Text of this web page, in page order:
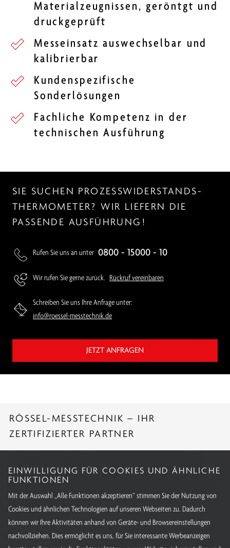
EINWILLIGUNG FÜR COOKIES UND ÄHNLICHE
FUNKTIONEN
Mit der Auswahl „Alle Funktionen akzeptieren“ stimmen Sie der Nutzung von
Cookies und ähnlichen Technologien auf unseren Webseiten zu. Dadurch
können wir Ihre Aktivitäten anhand von Geräte- und Browsereinstellungen
nachvollziehen. Dies ermöglicht es uns, für Sie interessante Werbeanzeigen
Materialzeugnissen, geröntgt und
druckgeprüft
Messeinsatz auswechselbar und
kalibrierbar
Kundenspezifische
Sonderlösungen
Fachliche Kompetenz in der
technischen Ausführung
SIE SUCHEN PROZESS­WIDERSTANDS­
THERMOMETER? WIR LIEFERN DIE
PASSENDE AUSFÜHRUNG!
Rufen Sie uns an unter 0800 - 15000 - 10
Wir rufen Sie gerne zurück. Rückruf vereinbaren
Schreiben Sie uns Ihre Anfrage unter:
info@roessel-messtechnik.de
JETZT ANFRAGEN
RÖSSEL-MESSTECHNIK – IHR
ZERTIFIZIERTER PARTNER
Forschung erfüllen wir höchste Fertigungsstandards. Mit international
sich weltweit verlassen können.
Alle unsere Zertifikate